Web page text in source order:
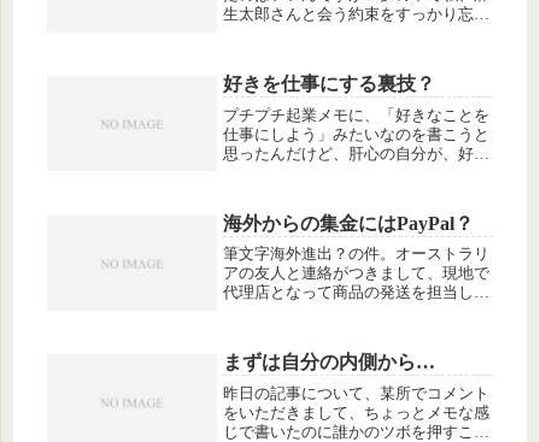
生太郎さんと会う約束をすっかり忘れ
ってるよ」って電話で起こされて、超
あせりまくり。あわてて約束の場所
（名駅...
好きを仕事にする裏技？
プチプチ起業メモに、「好きなことを
仕事にしよう」みたいなのを書こうと
思ったんだけど、肝心の自分が、好き
やったリサイクル子供服販売なんて、
好きでもなんでもない（というか嫌
い）...
海外からの集金にはPayPal？
筆文字海外進出？の件。オーストラリ
アの友人と連絡がつきまして、現地で
代理店となって商品の発送を担当して
地で集金してもらってもいいんだけど
（その場合消費税は10%だそうで
す）...
まずは自分の内側から…
昨日の記事について、某所でコメント
をいただきまして、ちょっとメモな感
じで書いたのに誰かのツボを押すこと